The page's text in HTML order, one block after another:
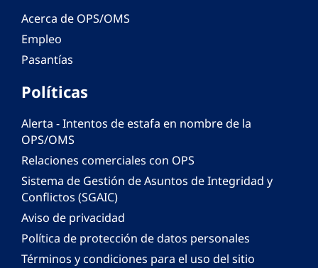
Acerca de OPS/OMS
Empleo
Pasantías
Políticas
Alerta - Intentos de estafa en nombre de la
OPS/OMS
Relaciones comerciales con OPS
Sistema de Gestión de Asuntos de Integridad y
Conflictos (SGAIC)
Aviso de privacidad
Política de protección de datos personales
Términos y condiciones para el uso del sitio